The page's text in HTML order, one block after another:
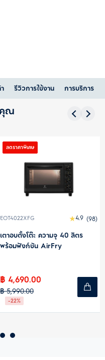
รีวิวการใช้งาน การบริการ
ณ
4.9 (98)
ร
เตาอบตั้งโต๊ะ ความจุ
฿ 3,590.00